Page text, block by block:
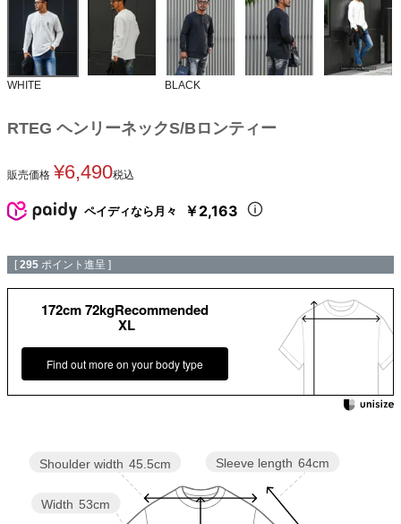
WHITE BLACK
RTEG ヘンリーネックS/Bロンティー
販売価格 ¥6,490税込
ペイディなら月々 ￥2,163
[ 295 ポイント進呈 ]
172cm 72kgRecommended
XL
Find out more on your body type
Sleeve length 64cm
Width 53cm
Shoulder width 45.5cm